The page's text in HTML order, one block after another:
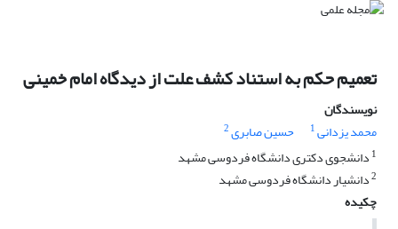
تعمیم حکم به استناد کشف علت از دیدگاه امام خمینی
نویسندگان
محمد یزدانی1 حسین صابری2
1 دانشجوی دکتری دانشگاه فردوسی مشهد
2دانشیار دانشگاه فردوسی مشهد
چکیده